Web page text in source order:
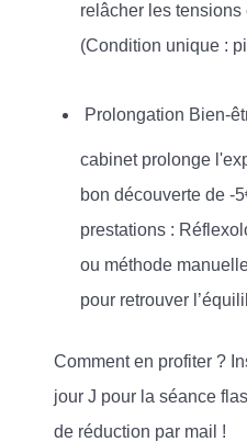
relâcher les tensions
(Condition unique :
Prolongation Bien-
cabinet prolonge
bon découverte de -
prestations :
ou méthode
pour retrouver
Comment en profiter ?
jour J pour la séance
de réduction par mail !